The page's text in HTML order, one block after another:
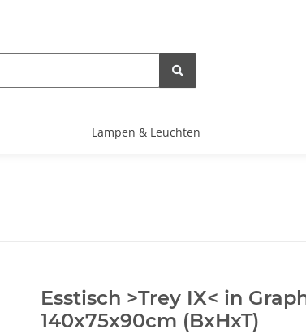
Lampen & Leuchten
Esstisch >Trey IX< in
140x75x90cm (BxHxT)